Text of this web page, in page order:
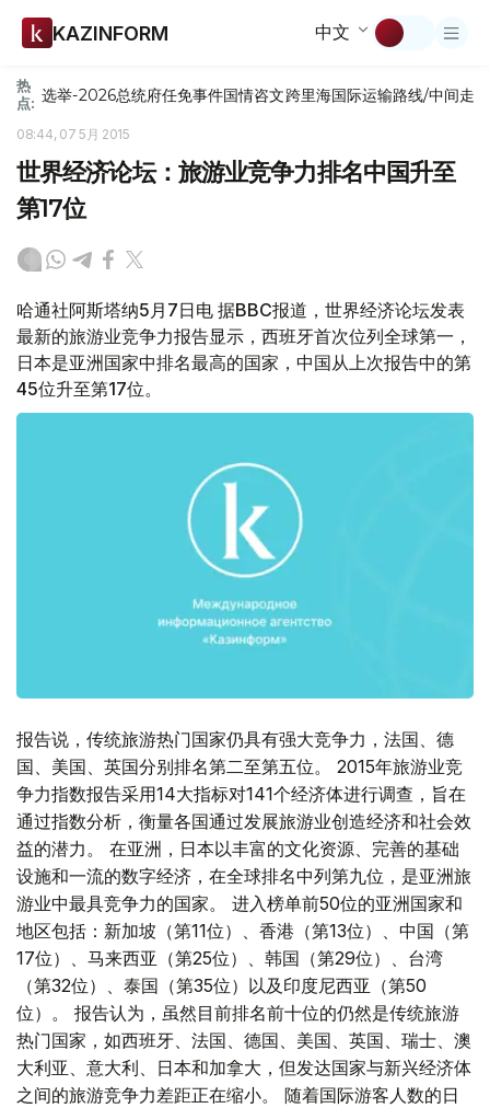
KAZINFORM 中文
热
点: 选举-2026总统府任免事件国情咨文跨里海国际运输路线/中间走廊
08:44, 07 5月 2015
世界经济论坛：旅游业竞争力排名中国升至
第17位
哈通社阿斯塔纳5月7日电 据BBC报道，世界经济论坛发表
最新的旅游业竞争力报告显示，西班牙首次位列全球第一，
日本是亚洲国家中排名最高的国家，中国从上次报告中的第
45位升至第17位。
报告说，传统旅游热门国家仍具有强大竞争力，法国、德
国、美国、英国分别排名第二至第五位。 2015年旅游业竞
争力指数报告采用14大指标对141个经济体进行调查，旨在
通过指数分析，衡量各国通过发展旅游业创造经济和社会效
益的潜力。 在亚洲，日本以丰富的文化资源、完善的基础
设施和一流的数字经济，在全球排名中列第九位，是亚洲旅
游业中最具竞争力的国家。 进入榜单前50位的亚洲国家和
地区包括：新加坡（第11位）、香港（第13位）、中国（第
17位）、马来西亚（第25位）、韩国（第29位）、台湾
（第32位）、泰国（第35位）以及印度尼西亚（第50
位）。 报告认为，虽然目前排名前十位的仍然是传统旅游
热门国家，如西班牙、法国、德国、美国、英国、瑞士、澳
大利亚、意大利、日本和加拿大，但发达国家与新兴经济体
之间的旅游竞争力差距正在缩小。 随着国际游客人数的日